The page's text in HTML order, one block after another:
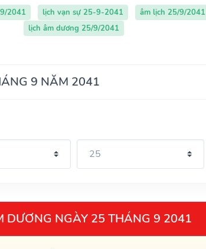
2041 lịch vạn sự 25-9-2041 âm lịch 25/9/2041
lịch âm dương 25/9/2041
9 NĂM 2041
DƯƠNG NGÀY 25 THÁNG 9 2041